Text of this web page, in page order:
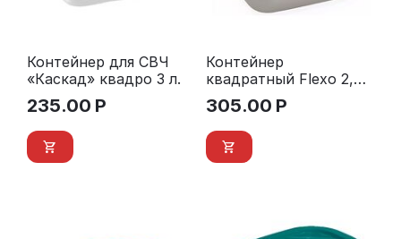
Контейнер для СВЧ
«Каскад» квадро 3 л.
235.00 Р
Контейнер
квадратный Flexo 2,7
л.
305.00 Р